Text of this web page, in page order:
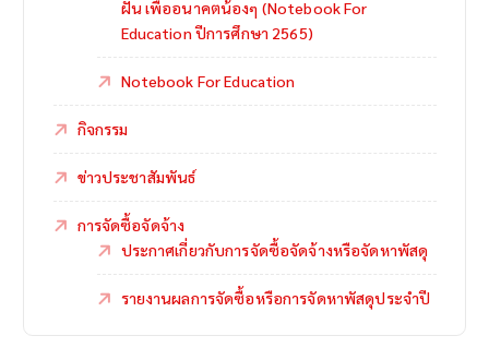
ฝัน เพื่ออนาคตน้องๆ (Notebook For
Education ปีการศึกษา 2565)
Notebook For Education
กิจกรรม
ข่าวประชาสัมพันธ์
การจัดซื้อจัดจ้าง
ประกาศเกี่ยวกับการจัดซื้อจัดจ้างหรือจัดหาพัสดุ
รายงานผลการจัดซื้อหรือการจัดหาพัสดุประจำปี